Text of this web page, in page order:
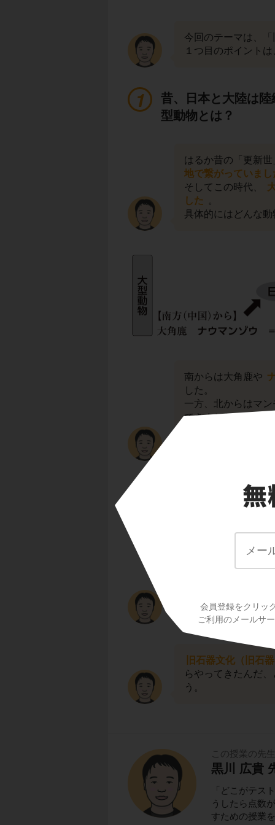
会員登録をクリッ
ご利用のメールサ
今回のテーマは、
１つ目のポイント
昔、日本と大陸は
型動物とは？
はるか昔の「更新
地で繋がっていまし
そしてこの時代、
した
。
具体的にはどんな
南からは大角鹿や
した。
一方、北からはマ
てきました。
日本史の鉄則！ 「
ここで日本史の鉄
原始・古代の時代で
にある、と覚えて
旧石器文化（旧石
らやってきたんだ
う。
この授業の先生
黒川 広貴
「どこがテス
うしたら点数
すための授業